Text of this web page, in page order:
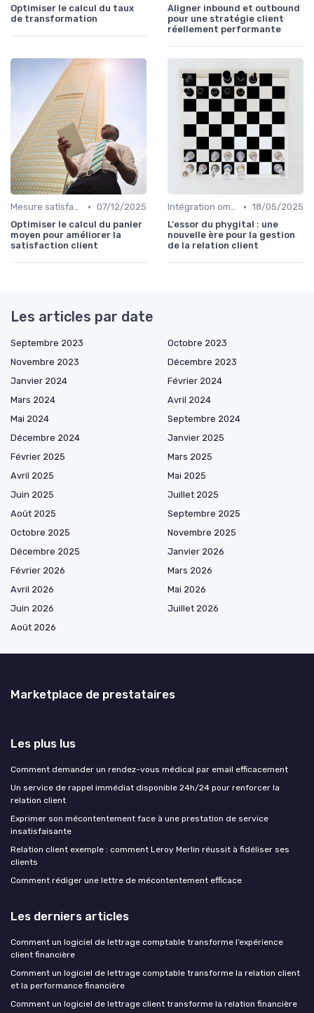
Optimiser le calcul du taux
de transformation
Aligner inbound et outbound
pour une stratégie client
réellement performante
Mesure satisfaction • 07/12/2025
Optimiser le calcul du panier
moyen pour améliorer la
satisfaction client
Intégration omnicanal • 18/05/2025
L'essor du phygital : une
nouvelle ère pour la gestion
de la relation client
Les articles par date
Septembre 2023
Octobre 2023
Novembre 2023
Décembre 2023
Janvier 2024
Février 2024
Mars 2024
Avril 2024
Mai 2024
Septembre 2024
Décembre 2024
Janvier 2025
Février 2025
Mars 2025
Avril 2025
Mai 2025
Juin 2025
Juillet 2025
Août 2025
Septembre 2025
Octobre 2025
Novembre 2025
Décembre 2025
Janvier 2026
Février 2026
Mars 2026
Avril 2026
Mai 2026
Juin 2026
Juillet 2026
Août 2026
Marketplace de prestataires
Les plus lus
Comment demander un rendez-vous médical par email efficacement
Un service de rappel immédiat disponible 24h/24 pour renforcer la
relation client
Exprimer son mécontentement face à une prestation de service
insatisfaisante
Relation client exemple : comment Leroy Merlin réussit à fidéliser ses
clients
Comment rédiger une lettre de mécontentement efficace
Les derniers articles
Comment un logiciel de lettrage comptable transforme l’expérience
client financière
Comment un logiciel de lettrage comptable transforme la relation client
et la performance financière
Comment un logiciel de lettrage client transforme la relation financière